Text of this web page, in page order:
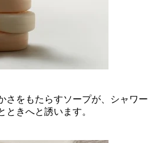
さをもたらすソープが、シャワー
ときへと誘います。